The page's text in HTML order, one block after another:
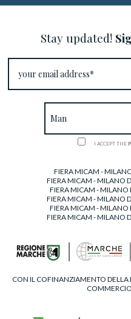
Stay updated!
I ACCEPT THE
FIERA MICAM -
FIERA MICAM - MILANO
FIERA MICAM - MILANO
FIERA MICAM - MILANO
FIERA MICAM -
FIERA MICAM - MILANO
CON IL COFINANZIAMENTO DELLA